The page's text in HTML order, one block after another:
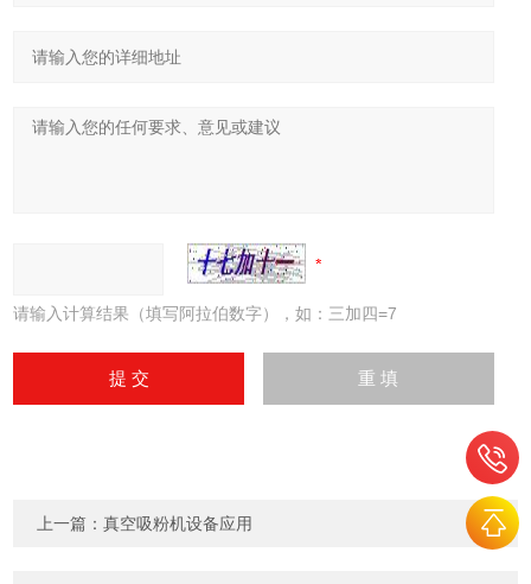
请输入计算结果（填写阿拉伯数字），如：三加四=7
上一篇：真空吸粉机设备应用